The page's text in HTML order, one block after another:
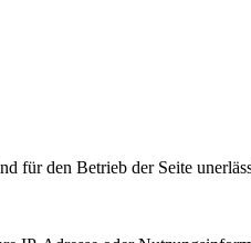
den Betrieb der Seite